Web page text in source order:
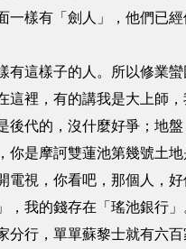
一樣有「劍人」，他們已
有這樣子的人。所以修業
這裡，有的講我是大上師
後代的，沒什麼好爭；地
你是摩訶雙蓮池第幾號土
電視，你看吧，那個人，
，我的錢存在「瑤池銀行
分行，單單蘇黎士就有六